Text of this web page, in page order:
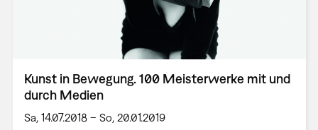
Kunst in Bewegung. 100 Meisterwerke mit und
durch Medien
Sa, 14.07.2018 – So, 20.01.2019